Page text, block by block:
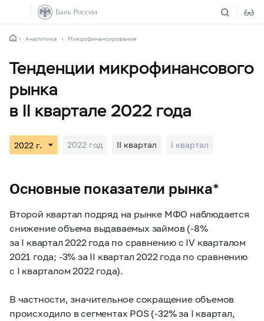
Аналитика Микрофинансирование
Тенденции микрофинансового
рынка
в II квартале 2022 года
2022 год II квартал I квартал
Основные показатели рынка*
Второй квартал подряд на рынке МФО наблюдается
снижение объема выдаваемых займов (-8%
за I квартал 2022 года по сравнению с IV кварталом
2021 года; -3% за II квартал 2022 года по сравнению
с I кварталом 2022 года).
В частности, значительное сокращение объемов
происходило в сегментах POS (-32% за I квартал,